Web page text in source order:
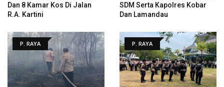
Dan 8 Kamar Kos Di Jalan
R.A. Kartini
SDM Serta Kapolres Kobar
Dan Lamandau
P. RAYA P. RAYA